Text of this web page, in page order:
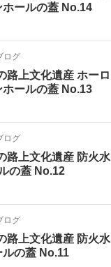
ールの蓋 No.14
ログ
路上文化遺産 ホーロ
ールの蓋 No.13
ログ
路上文化遺産 防火水
の蓋 No.12
ログ
路上文化遺産 防火水
の蓋 No.11